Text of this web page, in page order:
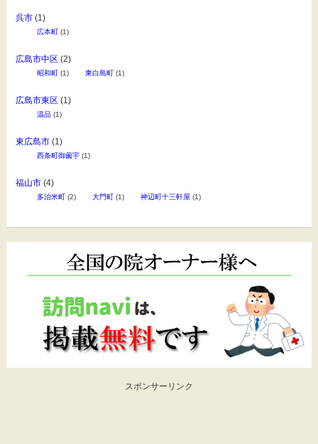
呉市(1)
広本町(1)
広島市中区(2)
昭和町(1) 東白島町(1)
広島市東区(1)
温品(1)
東広島市(1)
西条町御薗宇(1)
福山市(4)
多治米町(2) 大門町(1) 神辺町十三軒屋 (1)
スポンサーリンク